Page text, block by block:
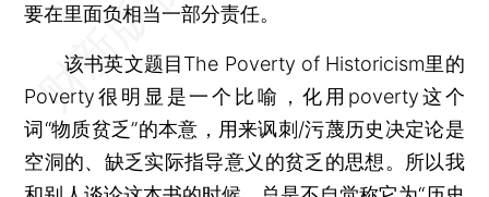
要在里面负相当一部分责任。
该书英文题目The Poverty of Historicism里的
Poverty很明显是一个比喻，化用poverty这个
词“物质贫乏”的本意，用来讽刺/污蔑历史决定论是
空洞的、缺乏实际指导意义的贫乏的思想。所以我